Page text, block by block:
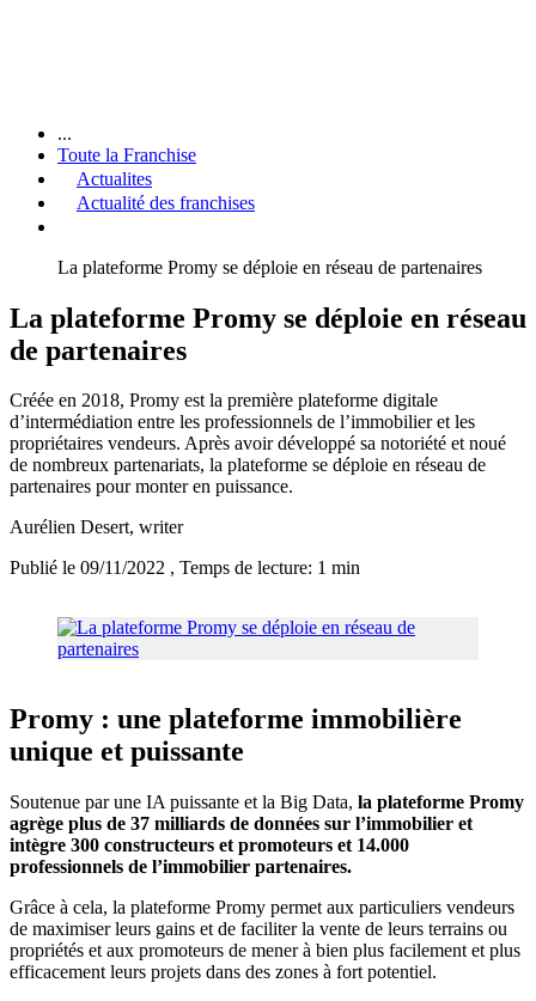
...
Toute la Franchise
Actualites
Actualité des franchises
La plateforme Promy se déploie en réseau de partenaires
La plateforme Promy se déploie en réseau
de partenaires
Créée en 2018, Promy est la première plateforme digitale
d’intermédiation entre les professionnels de l’immobilier et les
propriétaires vendeurs. Après avoir développé sa notoriété et noué
de nombreux partenariats, la plateforme se déploie en réseau de
partenaires pour monter en puissance.
Aurélien Desert, writer
Publié le 09/11/2022 , Temps de lecture: 1 min
Promy : une plateforme immobilière
unique et puissante
Soutenue par une IA puissante et la Big Data, la plateforme Promy
agrège plus de 37 milliards de données sur l’immobilier et
intègre 300 constructeurs et promoteurs et 14.000
professionnels de l’immobilier partenaires.
Grâce à cela, la plateforme Promy permet aux particuliers vendeurs
de maximiser leurs gains et de faciliter la vente de leurs terrains ou
propriétés et aux promoteurs de mener à bien plus facilement et plus
efficacement leurs projets dans des zones à fort potentiel.